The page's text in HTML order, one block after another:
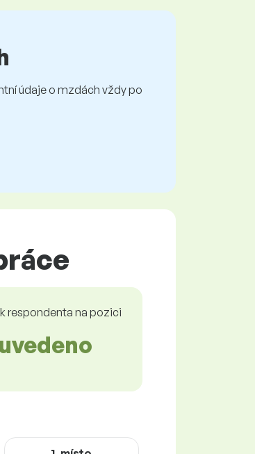
údaje o mzdách vždy po
respondenta na pozici